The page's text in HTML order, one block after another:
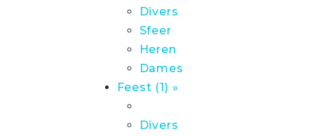
Divers
Sfeer
Heren
Dames
Feest (1) »
Divers